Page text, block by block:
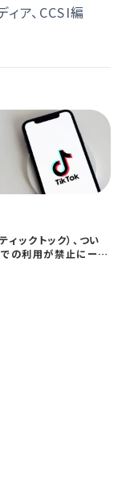
ア、CCSI編
ックトック）、つい
の利用が禁止にート